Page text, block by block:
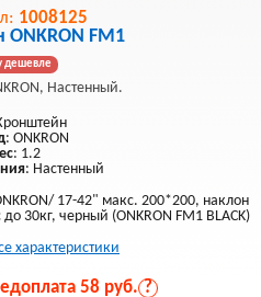
1008125
FM1
дешевле
Настенный.
: ONKRON
: 1.2
: Настенный
17-42" макс. 200*200, наклон
30кг, черный (ONKRON FM1 BLACK)
характеристики
58 руб. ?